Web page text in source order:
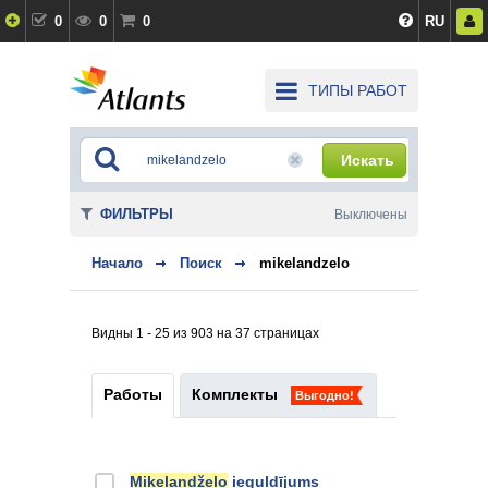
0 0 0 RU
ТИПЫ РАБОТ
Искать
Начало Поиск mikelandzelo
Видны 1 - 25 из 903 на 37 страницах
Работы Комплекты Выгодно!
Mikelandželo ieguldījums
ФИЛЬТРЫ Выключены